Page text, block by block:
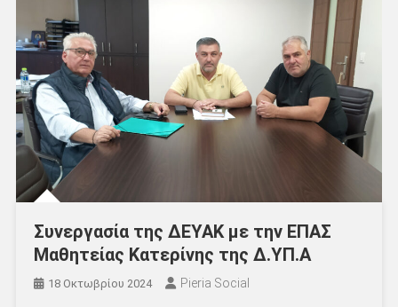
Συνεργασία της ΔΕΥΑΚ με την ΕΠΑΣ
Μαθητείας Κατερίνης της Δ.ΥΠ.Α
18 Οκτωβρίου 2024 Pieria Social